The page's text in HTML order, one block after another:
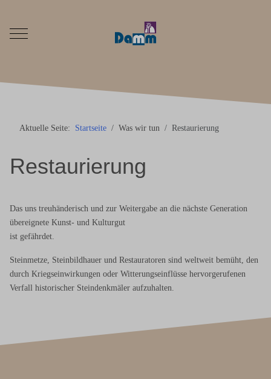
Mobile Menu Toggle
Aktuelle Seite: Startseite Was wir tun Restaurierung
Restaurierung
Das uns treuhänderisch und zur Weitergabe an die nächste Generation
übereignete Kunst- und Kulturgut
ist gefährdet.
Steinmetze, Steinbildhauer und Restauratoren sind weltweit bemüht, den
durch Kriegseinwirkungen oder Witterungseinflüsse hervorgerufenen
Verfall historischer Steindenkmäler aufzuhalten.